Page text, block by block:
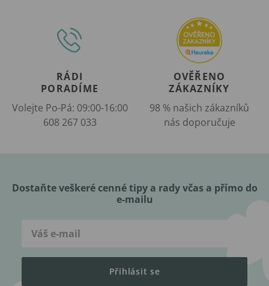
RÁDI
PORADÍME
Volejte Po-Pá: 09:00-16:00
608 267 033
OVĚŘENO
ZÁKAZNÍKY
98 % našich zákazníků
nás doporučuje
Dostaňte veškeré cenné tipy a rady včas a přímo do
e-mailu
Přihlásit se